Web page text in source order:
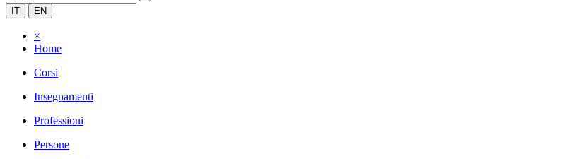
IT EN
×
Home
Corsi
Insegnamenti
Professioni
Persone